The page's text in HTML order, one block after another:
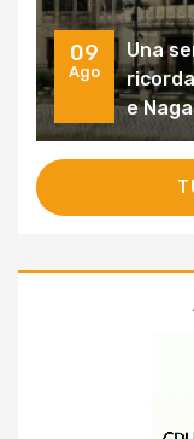
09
Ago
Una
e